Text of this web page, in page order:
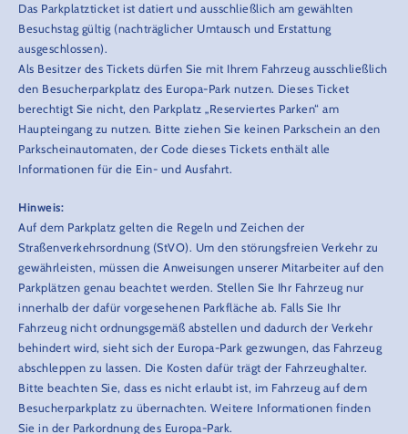
Das Parkplatzticket ist datiert und ausschließlich am gewählten
Besuchstag gültig (nachträglicher Umtausch und Erstattung
ausgeschlossen).
Als Besitzer des Tickets dürfen Sie mit Ihrem Fahrzeug ausschließlich
den Besucherparkplatz des Europa-Park nutzen. Dieses Ticket
berechtigt Sie nicht, den Parkplatz „Reserviertes Parken“ am
Haupteingang zu nutzen. Bitte ziehen Sie keinen Parkschein an den
Parkscheinautomaten, der Code dieses Tickets enthält alle
Informationen für die Ein- und Ausfahrt.
Hinweis:
Auf dem Parkplatz gelten die Regeln und Zeichen der
Straßenverkehrsordnung (StVO). Um den störungsfreien Verkehr zu
gewährleisten, müssen die Anweisungen unserer Mitarbeiter auf den
Parkplätzen genau beachtet werden. Stellen Sie Ihr Fahrzeug nur
innerhalb der dafür vorgesehenen Parkfläche ab. Falls Sie Ihr
Fahrzeug nicht ordnungsgemäß abstellen und dadurch der Verkehr
behindert wird, sieht sich der Europa-Park gezwungen, das Fahrzeug
abschleppen zu lassen. Die Kosten dafür trägt der Fahrzeughalter.
Bitte beachten Sie, dass es nicht erlaubt ist, im Fahrzeug auf dem
Besucherparkplatz zu übernachten. Weitere Informationen finden
Sie in der Parkordnung des Europa-Park.